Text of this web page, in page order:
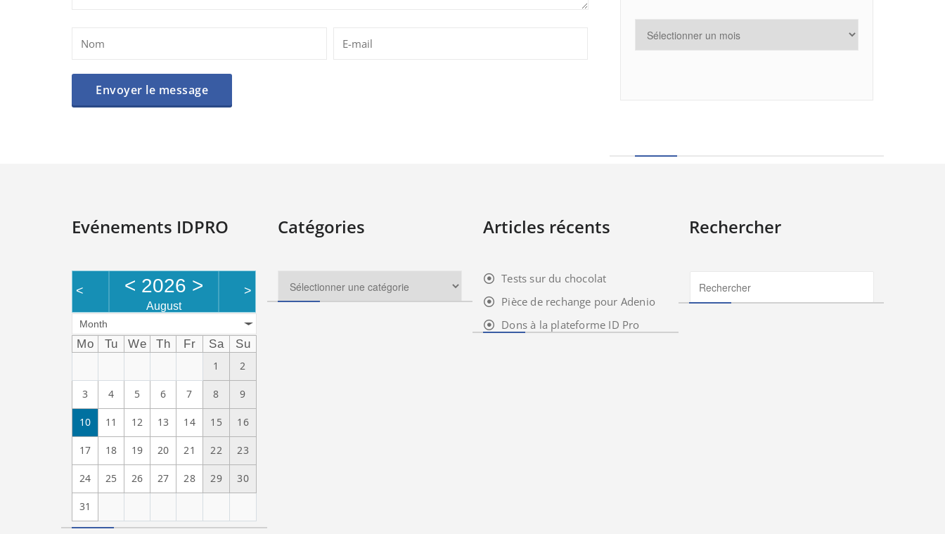
Evénements IDPRO
< < 2026 >
August
>
Month
Mo Tu We Th Fr Sa
Su
1
2
3 4 5 6 7 8 9
10 11 12 13 14 15 16
17 18 19 20 21 22 23
24 25 26 27 28 29 30
31
Catégories Articles récents
Tests sur du chocolat
Pièce de rechange pour Adenio
Dons à la plateforme ID Pro
Rechercher